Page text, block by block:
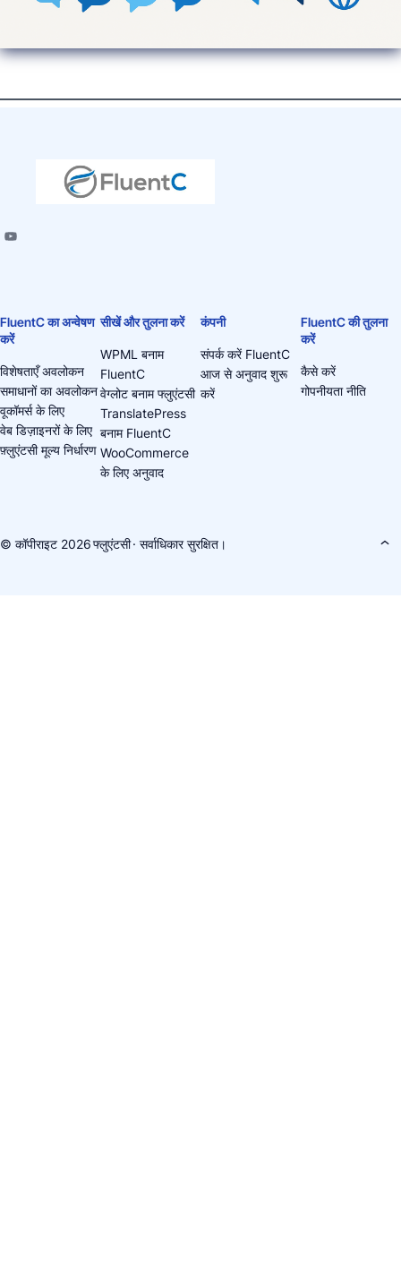
FluentC का अन्वेषण
करें
विशेषताएँ अवलोकन
समाधानों का अवलोकन
वूकॉमर्स के लिए
वेब डिज़ाइनरों के लिए
फ़्लुएंटसी मूल्य निर्धारण
सीखें और तुलना करें
WPML बनाम
FluentC
वेग्लोट बनाम फ्लुएंटसी
TranslatePress
बनाम FluentC
WooCommerce
के लिए अनुवाद
कंपनी
संपर्क करें FluentC
आज से अनुवाद शुरू
करें
FluentC की तुलना
करें
कैसे करें
गोपनीयता नीति
© कॉपीराइट 2026फ्लुएंटसी· सर्वाधिकार सुरक्षित।